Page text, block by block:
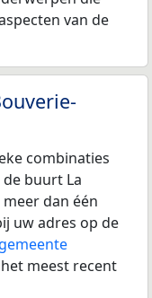
van de
combinaties
buurt La
dan één
uw adres op de
meest recent